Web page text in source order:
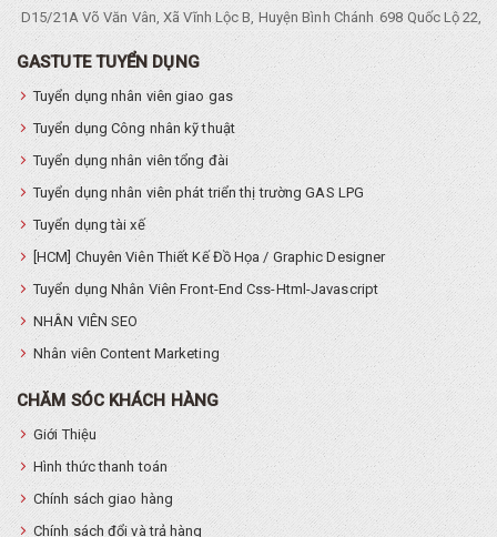
D15/21A Võ Văn Vân, Xã Vĩnh Lộc B, Huyện Bình Chánh 698 Quốc Lộ 22,
GASTUTE TUYỂN DỤNG
Tuyển dụng nhân viên giao gas
Tuyển dụng Công nhân kỹ thuật
Tuyển dụng nhân viên tổng đài
Tuyển dụng nhân viên phát triển thị trường GAS LPG
Tuyển dụng tài xế
[HCM] Chuyên Viên Thiết Kế Đồ Họa / Graphic Designer
Tuyển dụng Nhân Viên Front-End Css-Html-Javascript
NHÂN VIÊN SEO
Nhân viên Content Marketing
CHĂM SÓC KHÁCH HÀNG
Giới Thiệu
Hình thức thanh toán
Chính sách giao hàng
Chính sách đổi và trả hàng